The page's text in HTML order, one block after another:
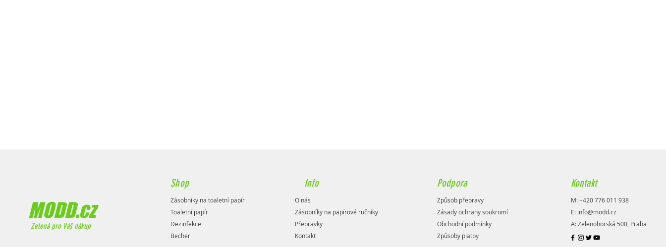
Zelená pro Váš nákup
MODD.cz
Shop
Zásobníky na toaletní papír
Toaletní papír
Dezinfekce
Becher
Info
O nás
Zásobníky na papírové ručníky
Přepravky
Kontakt
Podpora
Způsob přepravy
Zásady ochrany soukromí
Obchodní podmínky
Způsoby platby
Kontakt
M: +420 776 011 938
E: info@modd.cz
A: Zelenohorská 500, Praha